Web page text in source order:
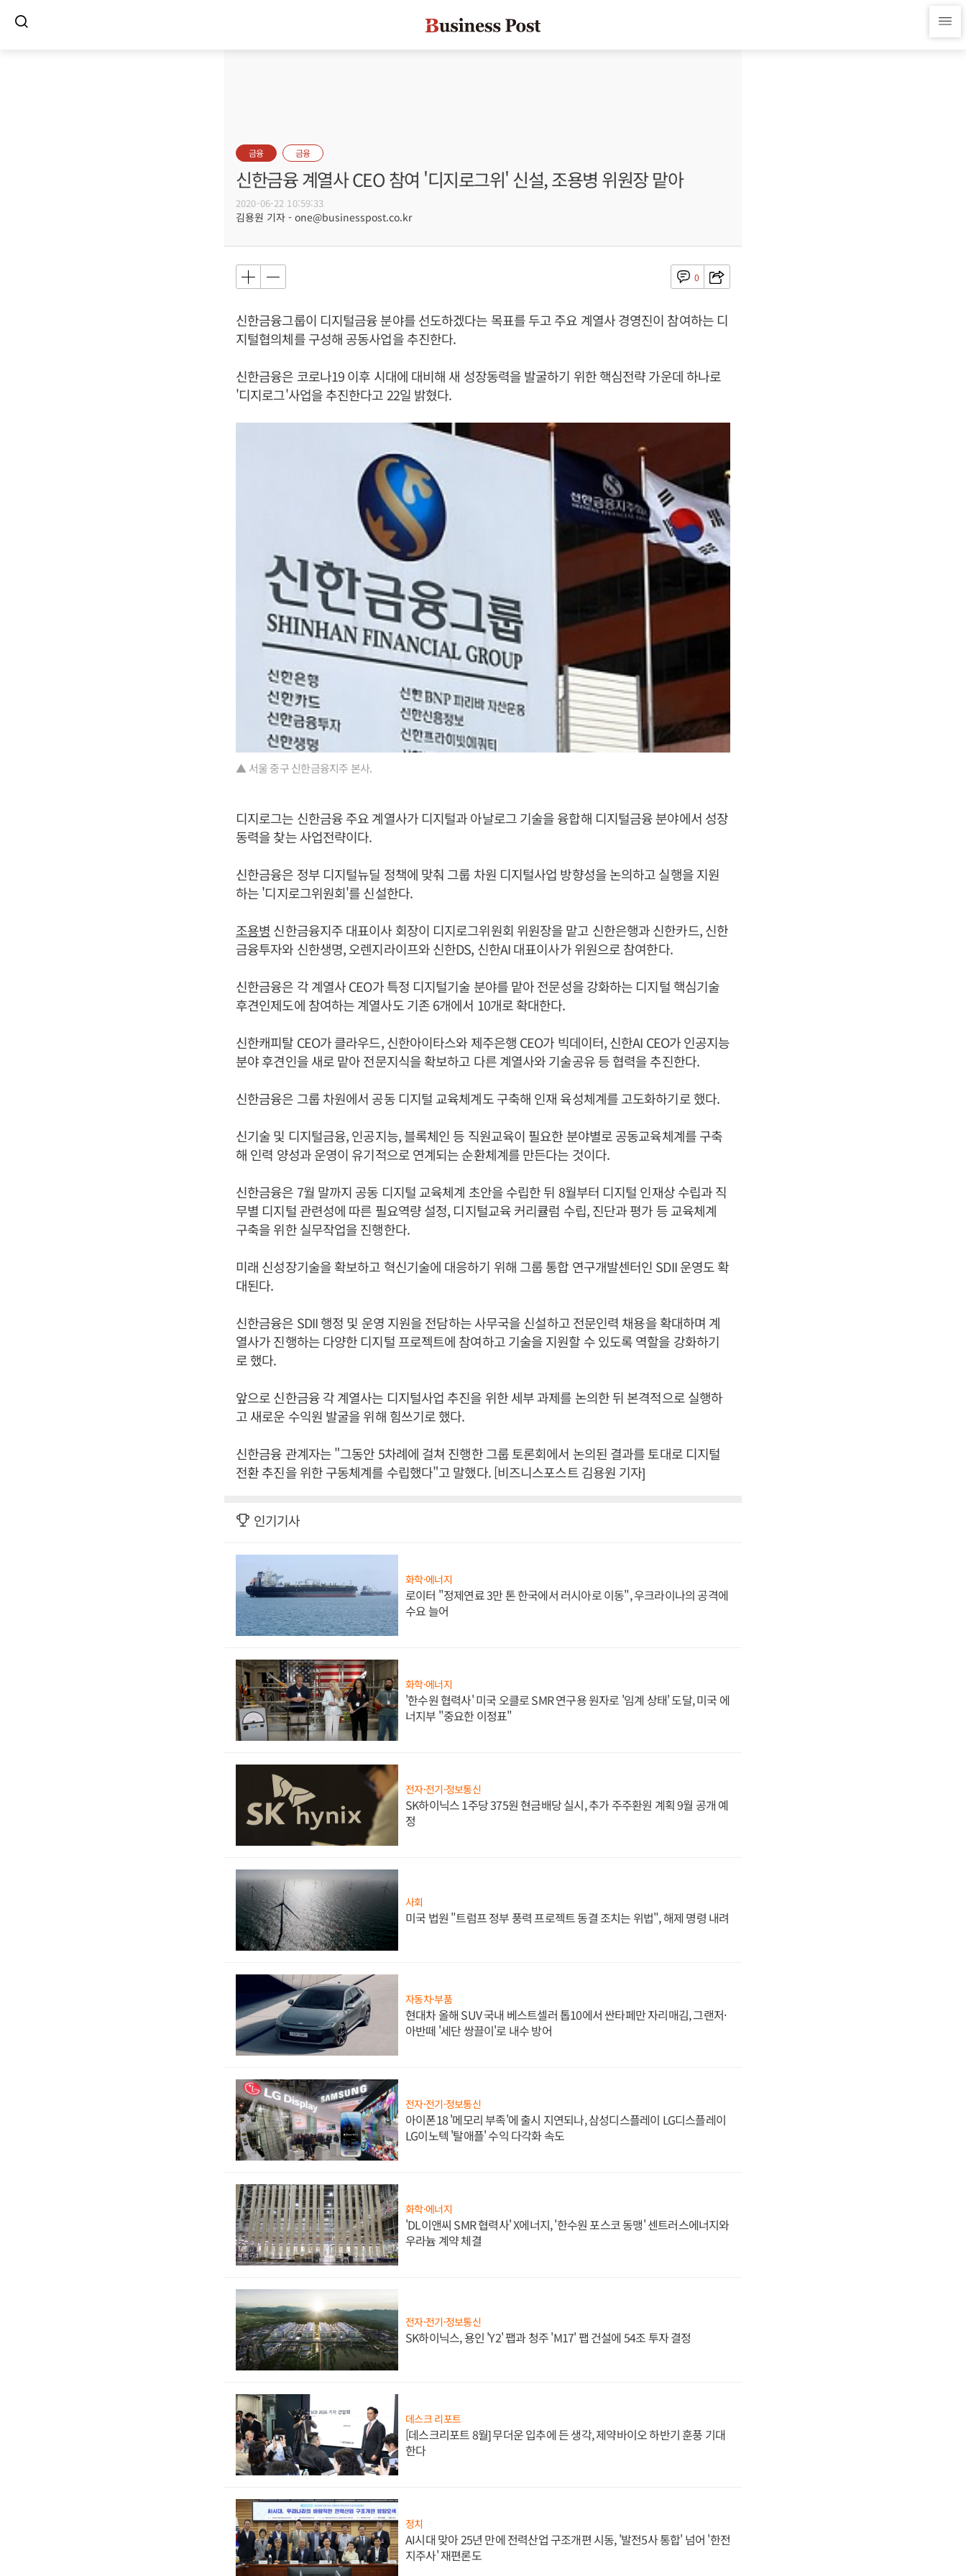
금융 금융
신한금융 계열사 CEO 참여 '디지로그위' 신설, 조용병 위원장 맡아
2020-06-22 10:59:33
김용원 기자 - one@businesspost.co.kr
0
신한금융그룹이 디지털금융 분야를 선도하겠다는 목표를 두고 주요 계열사 경영진이 참여하는 디
지털협의체를 구성해 공동사업을 추진한다.
신한금융은 코로나19 이후 시대에 대비해 새 성장동력을 발굴하기 위한 핵심전략 가운데 하나로
'디지로그'사업을 추진한다고 22일 밝혔다.
▲ 서울 중구 신한금융지주 본사.
디지로그는 신한금융 주요 계열사가 디지털과 아날로그 기술을 융합해 디지털금융 분야에서 성장
동력을 찾는 사업전략이다.
신한금융은 정부 디지털뉴딜 정책에 맞춰 그룹 차원 디지털사업 방향성을 논의하고 실행을 지원
하는 '디지로그위원회'를 신설한다.
조용병 신한금융지주 대표이사 회장이 디지로그위원회 위원장을 맡고 신한은행과 신한카드, 신한
금융투자와 신한생명, 오렌지라이프와 신한DS, 신한AI 대표이사가 위원으로 참여한다.
신한금융은 각 계열사 CEO가 특정 디지털기술 분야를 맡아 전문성을 강화하는 디지털 핵심기술
후견인제도에 참여하는 계열사도 기존 6개에서 10개로 확대한다.
신한캐피탈 CEO가 클라우드, 신한아이타스와 제주은행 CEO가 빅데이터, 신한AI CEO가 인공지능
분야 후견인을 새로 맡아 전문지식을 확보하고 다른 계열사와 기술공유 등 협력을 추진한다.
신한금융은 그룹 차원에서 공동 디지털 교육체계도 구축해 인재 육성체계를 고도화하기로 했다.
신기술 및 디지털금융, 인공지능, 블록체인 등 직원교육이 필요한 분야별로 공동교육체계를 구축
해 인력 양성과 운영이 유기적으로 연계되는 순환체계를 만든다는 것이다.
신한금융은 7월 말까지 공동 디지털 교육체계 초안을 수립한 뒤 8월부터 디지털 인재상 수립과 직
무별 디지털 관련성에 따른 필요역량 설정, 디지털교육 커리큘럼 수립, 진단과 평가 등 교육체계
구축을 위한 실무작업을 진행한다.
미래 신성장기술을 확보하고 혁신기술에 대응하기 위해 그룹 통합 연구개발센터인 SDII 운영도 확
대된다.
신한금융은 SDII 행정 및 운영 지원을 전담하는 사무국을 신설하고 전문인력 채용을 확대하며 계
열사가 진행하는 다양한 디지털 프로젝트에 참여하고 기술을 지원할 수 있도록 역할을 강화하기
로 했다.
앞으로 신한금융 각 계열사는 디지털사업 추진을 위한 세부 과제를 논의한 뒤 본격적으로 실행하
고 새로운 수익원 발굴을 위해 힘쓰기로 했다.
신한금융 관계자는 "그동안 5차례에 걸쳐 진행한 그룹 토론회에서 논의된 결과를 토대로 디지털
전환 추진을 위한 구동체계를 수립했다"고 말했다. [비즈니스포스트 김용원 기자]
인기기사
화학·에너지
로이터 "정제연료 3만 톤 한국에서 러시아로 이동", 우크라이나의 공격에
수요 늘어
화학·에너지
'한수원 협력사' 미국 오클로 SMR 연구용 원자로 '임계 상태' 도달, 미국 에
너지부 "중요한 이정표"
전자·전기·정보통신
SK하이닉스 1주당 375원 현금배당 실시, 추가 주주환원 계획 9월 공개 예
정
사회
미국 법원 "트럼프 정부 풍력 프로젝트 동결 조치는 위법", 해제 명령 내려
자동차·부품
현대차 올해 SUV 국내 베스트셀러 톱10에서 싼타페만 자리매김, 그랜저·
아반떼 '세단 쌍끌이'로 내수 방어
전자·전기·정보통신
아이폰18 '메모리 부족'에 출시 지연되나, 삼성디스플레이 LG디스플레이
LG이노텍 '탈애플' 수익 다각화 속도
화학·에너지
'DL이앤씨 SMR 협력사' X에너지, '한수원 포스코 동맹' 센트러스에너지와
우라늄 계약 체결
전자·전기·정보통신
SK하이닉스, 용인 'Y2' 팹과 청주 'M17' 팹 건설에 54조 투자 결정
데스크 리포트
[데스크리포트 8월] 무더운 입추에 든 생각, 제약바이오 하반기 훈풍 기대
한다
정치
AI시대 맞아 25년 만에 전력산업 구조개편 시동, '발전5사 통합' 넘어 '한전
지주사' 재편론도